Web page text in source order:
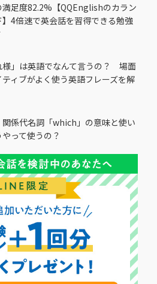
満足度82.2%【QQEnglishのカラン
】4倍速で英会話を習得できる勉強
様」は英語でなんて言うの？ 場面
ィブがよく使う英語フレーズを解
関係代名詞「which」の意味と使い
って使うの？